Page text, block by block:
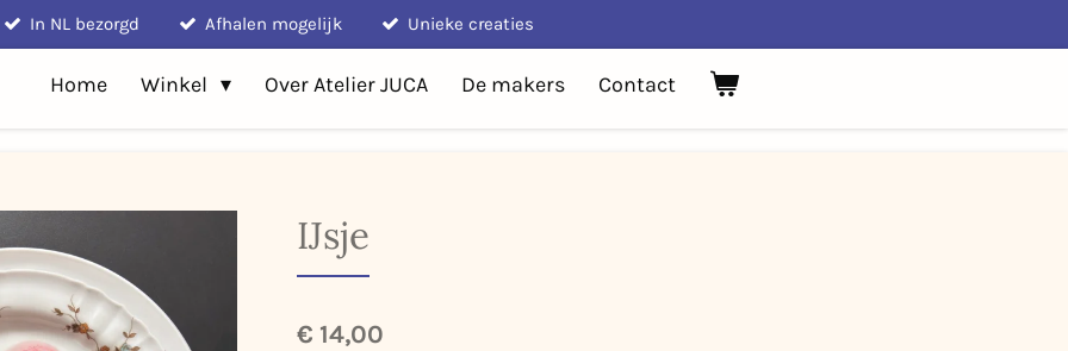
In NL bezorgd Afhalen mogelijk Unieke creaties
Home Winkel Over Atelier JUCA De makers Contact
IJsje
€ 14,00